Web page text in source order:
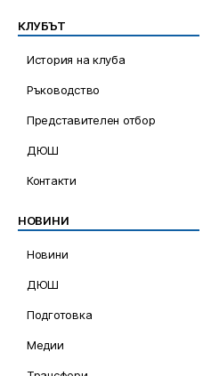
КЛУБЪТ
История на клуба
Ръководство
Представителен отбор
ДЮШ
Контакти
НОВИНИ
Новини
ДЮШ
Подготовка
Медии